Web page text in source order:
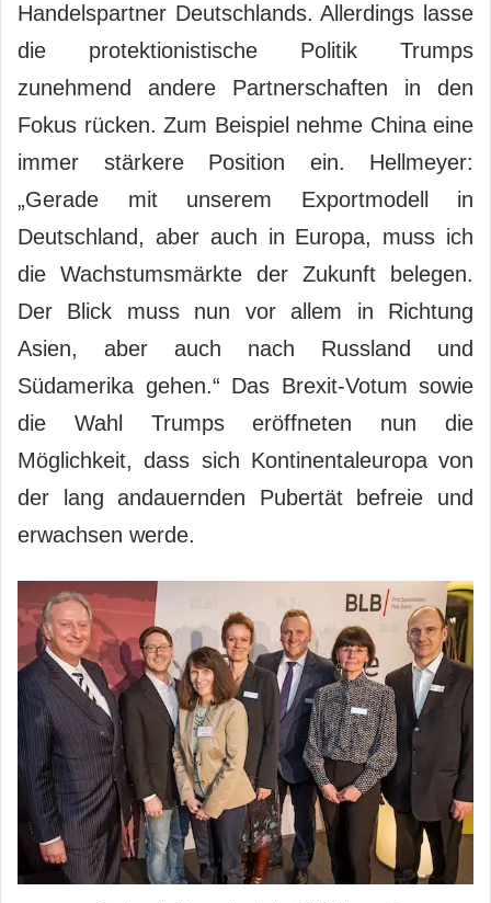
Handelspartner Deutschlands. Allerdings lasse
die protektionistische Politik Trumps
zunehmend andere Partnerschaften in den
Fokus rücken. Zum Beispiel nehme China eine
immer stärkere Position ein. Hellmeyer:
„Gerade mit unserem Exportmodell in
Deutschland, aber auch in Europa, muss ich
die Wachstumsmärkte der Zukunft belegen.
Der Blick muss nun vor allem in Richtung
Asien, aber auch nach Russland und
Südamerika gehen.“ Das Brexit-Votum sowie
die Wahl Trumps eröffneten nun die
Möglichkeit, dass sich Kontinentaleuropa von
der lang andauernden Pubertät befreie und
erwachsen werde.